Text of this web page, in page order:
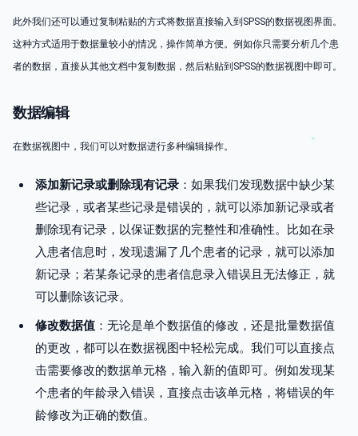
此外我们还可以通过复制粘贴的方式将数据直接输入到SPSS的数据视图界面。
这种方式适用于数据量较小的情况，操作简单方便。例如你只需要分析几个患
者的数据，直接从其他文档中复制数据，然后粘贴到SPSS的数据视图中即可。
数据编辑
在数据视图中，我们可以对数据进行多种编辑操作。
添加新记录或删除现有记录 ：如果我们发现数据中缺少某
些记录，或者某些记录是错误的，就可以添加新记录或者
删除现有记录，以保证数据的完整性和准确性。比如在录
入患者信息时，发现遗漏了几个患者的记录，就可以添加
新记录；若某条记录的患者信息录入错误且无法修正，就
可以删除该记录。
修改数据值 ：无论是单个数据值的修改，还是批量数据值
的更改，都可以在数据视图中轻松完成。我们可以直接点
击需要修改的数据单元格，输入新的值即可。例如发现某
个患者的年龄录入错误，直接点击该单元格，将错误的年
龄修改为正确的数值。